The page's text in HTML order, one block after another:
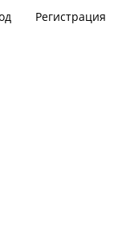
Регистрация